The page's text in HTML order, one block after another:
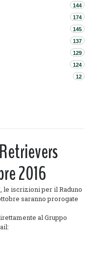
144
174
145
137
129
124
12
2016
le iscrizioni per il Raduno
saranno prorogate
al Gruppo